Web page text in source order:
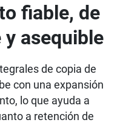
fiable, de
asequible
de copia de
con una expansión
lo que ayuda a
a retención de